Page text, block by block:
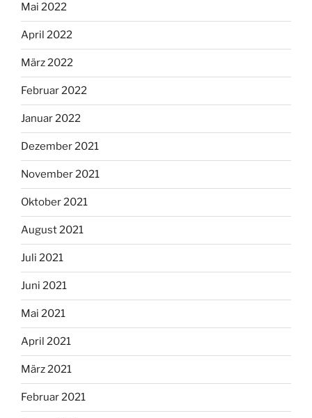
Mai 2022
April 2022
März 2022
Februar 2022
Januar 2022
Dezember 2021
November 2021
Oktober 2021
August 2021
Juli 2021
Juni 2021
Mai 2021
April 2021
März 2021
Februar 2021